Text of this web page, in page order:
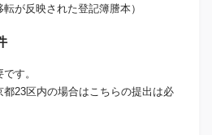
が反映された登記簿謄本）
す。
23区内の場合はこちらの提出は必